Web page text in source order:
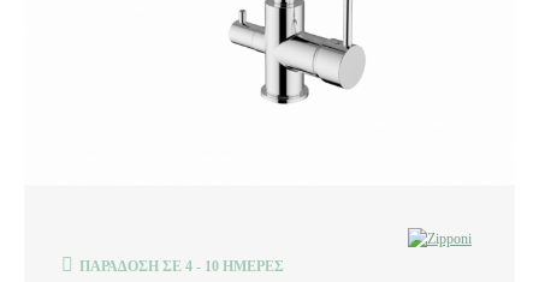
ΠΑΡΆΔΟΣΗ ΣΕ 4 - 10 ΗΜΈΡΕΣ